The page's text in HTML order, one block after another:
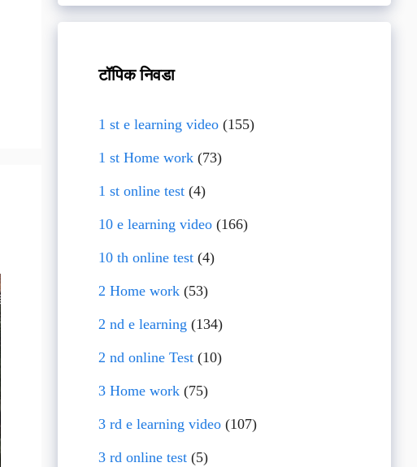
टॉपिक निवडा
1 st e learning video(155)
1 st Home work(73)
1 st online test(4)
10 e learning video(166)
10 th online test(4)
2 Home work(53)
2 nd e learning (134)
2 nd online Test(10)
3 Home work(75)
3 rd e learning video(107)
3 rd online test(5)